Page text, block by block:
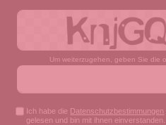
Um weiterzugehen, geben Sie die
Ich habe die Datenschutzbestimmungen
gelesen und bin mit ihnen einverstanden.